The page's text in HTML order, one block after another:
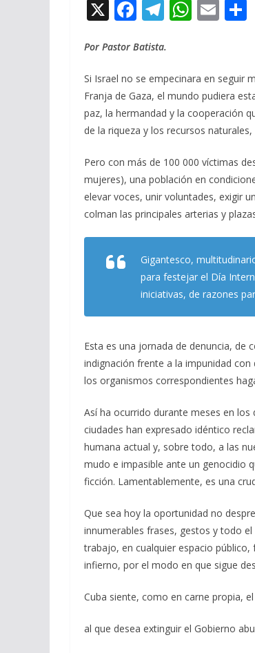
X F
e
b
o
o
k
T
e
gr
a
m
W
s
A
p
p
E
l
r
Por Pastor Batista.
Si Israel no se empecinara en seguir
Franja de Gaza, el mundo pudiera
paz, la hermandad y la cooperación
de la riqueza y los recursos
Pero con más de 100 000 víctimas
mujeres), una población en
elevar voces, unir voluntades, exigir
colman las principales arterias y
Gigantesco,
para festejar el Día
iniciativas, de razones
Esta es una jornada de denuncia, de
indignación frente a la impunidad
los organismos correspondientes
Así ha ocurrido durante meses en
ciudades han expresado idéntico
humana actual y, sobre todo, a las
mudo e impasible ante un genocidio
ficción. Lamentablemente, es una
Que sea hoy la oportunidad no
innumerables frases, gestos y todo
trabajo, en cualquier espacio
infierno, por el modo en que sigue
Cuba siente, como en carne propia,
al que desea extinguir el Gobierno